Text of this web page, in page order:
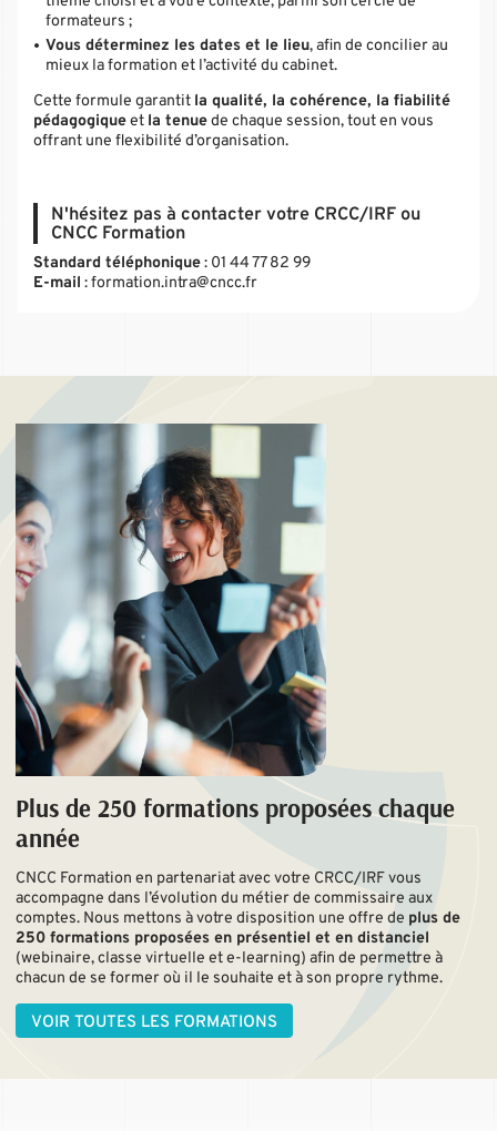
formateurs ;
Vous déterminez les dates et le lieu, afin de concilier au
mieux la formation et l’activité du cabinet.
Cette formule garantit la qualité, la cohérence, la fiabilité
pédagogiqueet la tenuede chaque session, tout en vous
offrant une flexibilité d’organisation.
N'hésitez pas à contacter votre CRCC/IRF ou
CNCC Formation
Standard téléphonique: 01 44 77 82 99
E-mail :formation.intra@cncc.fr
Plus de 250 formations proposées chaque
année
CNCC Formation en partenariat avec votre CRCC/IRF vous
accompagne dans l’évolution du métier de commissaire aux
comptes. Nous mettons à votre disposition une offre de plus de
250 formations proposées en présentiel et en distanciel
(webinaire, classe virtuelle et e-learning) afin de permettre à
chacun de se former où il le souhaite et à son propre rythme.
VOIR TOUTES LES FORMATIONS